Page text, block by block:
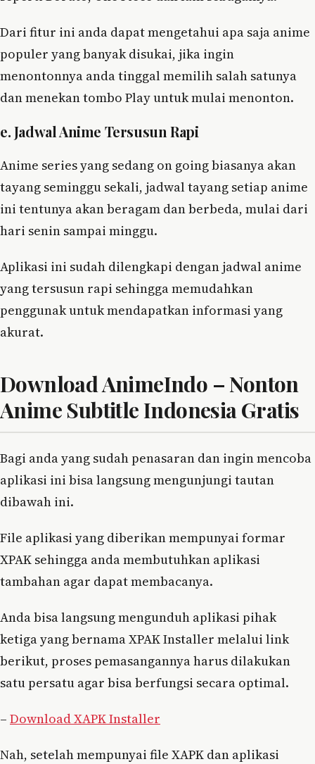
Dari fitur ini anda dapat mengetahui apa saja anime
populer yang banyak disukai, jika ingin
menontonnya anda tinggal memilih salah satunya
dan menekan tombo Play untuk mulai menonton.
e. Jadwal Anime Tersusun Rapi
Anime series yang sedang on going biasanya akan
tayang seminggu sekali, jadwal tayang setiap anime
ini tentunya akan beragam dan berbeda, mulai dari
hari senin sampai minggu.
Aplikasi ini sudah dilengkapi dengan jadwal anime
yang tersusun rapi sehingga memudahkan
penggunak untuk mendapatkan informasi yang
akurat.
Download AnimeIndo – Nonton
Anime Subtitle Indonesia Gratis
Bagi anda yang sudah penasaran dan ingin mencoba
aplikasi ini bisa langsung mengunjungi tautan
dibawah ini.
File aplikasi yang diberikan mempunyai formar
XPAK sehingga anda membutuhkan aplikasi
tambahan agar dapat membacanya.
Anda bisa langsung mengunduh aplikasi pihak
ketiga yang bernama XPAK Installer melalui link
berikut, proses pemasangannya harus dilakukan
satu persatu agar bisa berfungsi secara optimal.
– Download XAPK Installer
Nah, setelah mempunyai file XAPK dan aplikasi